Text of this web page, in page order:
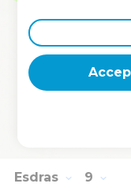
Ils ont transmis les
gouverneurs de la
ceux-ci ont apporté
Dieu.
Esdras 9